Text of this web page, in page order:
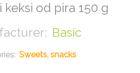
keksi od pira 150 g
Basic
Sweets, snacks